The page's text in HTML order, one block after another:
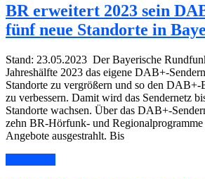
BR erweitert 2023 sein
fünf neue Standorte in
Stand: 23.05.2023 Der Bayerische
Jahreshälfte 2023 das eigene DAB+-
Standorte zu vergrößern und so den
zu verbessern. Damit wird das Sendernetz
Standorte wachsen. Über das DAB+-
zehn BR-Hörfunk- und
Angebote ausgestrahlt. Bis